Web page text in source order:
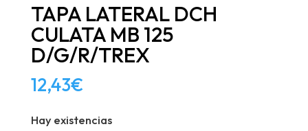
TAPA LATERAL DCH
CULATA MB 125
D/G/R/TREX
12,43€
Hay existencias